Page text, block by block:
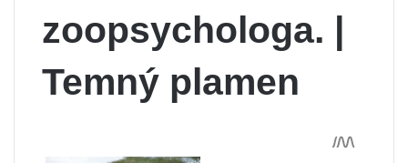
zoopsychologa. |
Temný plamen